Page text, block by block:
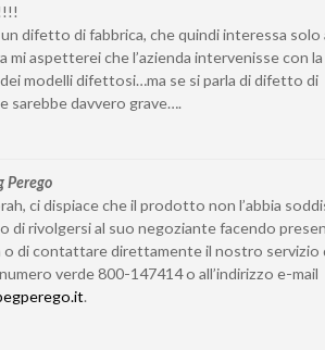
difetto di fabbrica, che quindi interessa solo
mi aspetterei che l’azienda intervenisse con la
modelli difettosi…ma se si parla di difetto di
sarebbe davvero grave….
Perego
ci dispiace che il prodotto non l’abbia
di rivolgersi al suo negoziante facendo
o di contattare direttamente il nostro servizio
verde 800-147414 o all’indirizzo e-mail
.